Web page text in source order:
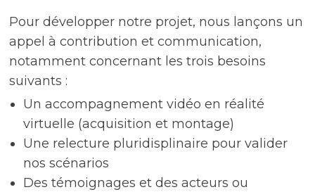
Pour développer notre projet, nous lançons un
appel à contribution et communication,
notamment concernant les trois besoins
suivants :
Un accompagnement vidéo en réalité
virtuelle (acquisition et montage)
Une relecture pluridisplinaire pour valider
nos scénarios
Des témoignages et des acteurs ou